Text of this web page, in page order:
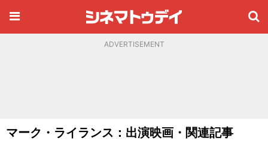
ADVERTISEMENT
マーク・ライランス：出演映画・関連記事